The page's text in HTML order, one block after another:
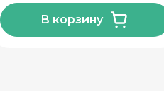
В корзину